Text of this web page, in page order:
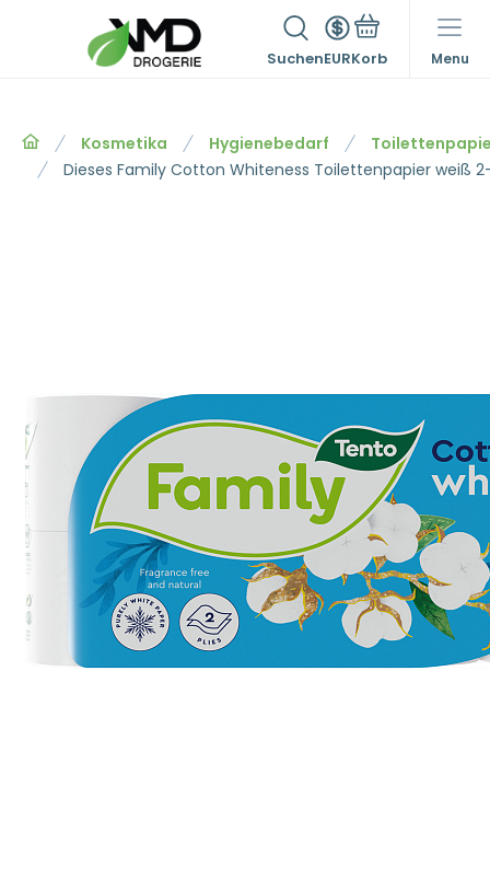
SuchenEUR Menu
Kosmetika Hygienebedarf
Dieses Family Cotton Whiteness Toilettenpapier weiß